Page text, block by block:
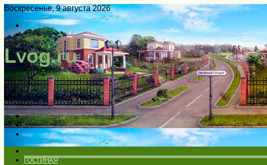
Воскресенье, 9 августа 2026
Войти
Switch
skin
Меню
Искать
Switch
skin
ГОСТИНАЯ